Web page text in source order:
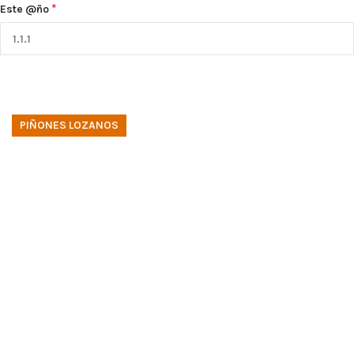
Este @ño *
PIÑONES LOZANOS